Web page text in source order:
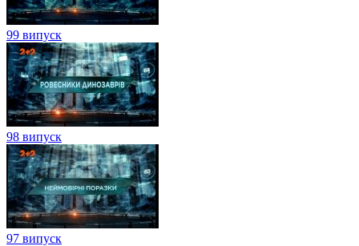
99 випуск
98 випуск
97 випуск